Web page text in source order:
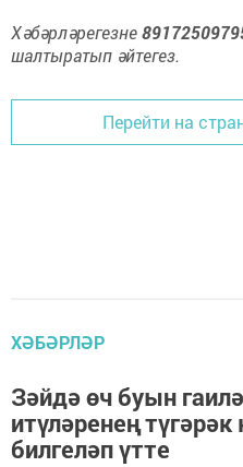
Хәбәрләрегезне
шалтыратып әйтегез.
Перейти на
ХӘБӘРЛӘР
Зәйдә өч буын
итүләренең
билгеләп үтте